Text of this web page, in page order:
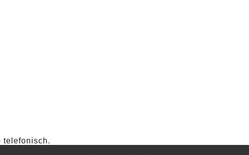
telefonisch.